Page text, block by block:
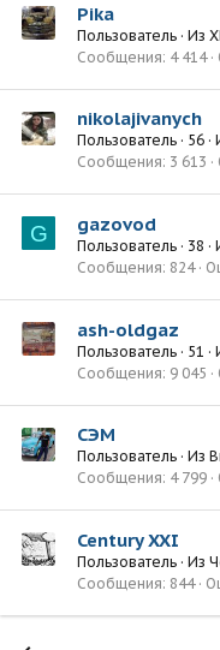
Pika
Пользователь · Из
Сообщения 4 414
nikolajivanych
Пользователь · 56 ·
Сообщения 3 613
G gazovod
Пользователь · 38 ·
Сообщения 824
ash-oldgaz
Пользователь · 51 ·
Сообщения 9 045
СЭМ
Пользователь · Из
Сообщения 4 799
Century XXI
Пользователь · Из
Сообщения 844